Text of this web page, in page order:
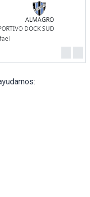
ALMAGRO
DOCK SUD